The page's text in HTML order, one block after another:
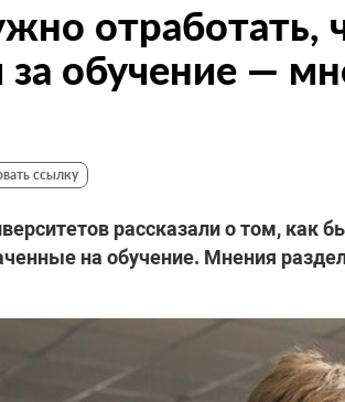
отработать,
за обучение —
ссылку
рассказали о том, как
на обучение. Мнения